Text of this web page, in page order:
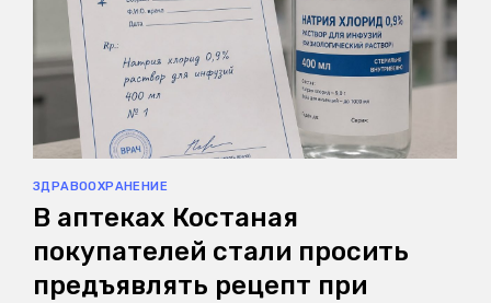
ЗДРАВООХРАНЕНИЕ
В аптеках Костаная
покупателей стали просить
предъявлять рецепт при